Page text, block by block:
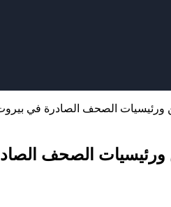
الصحف الصادرة في بيروت صباح
الصحف الصادرة في